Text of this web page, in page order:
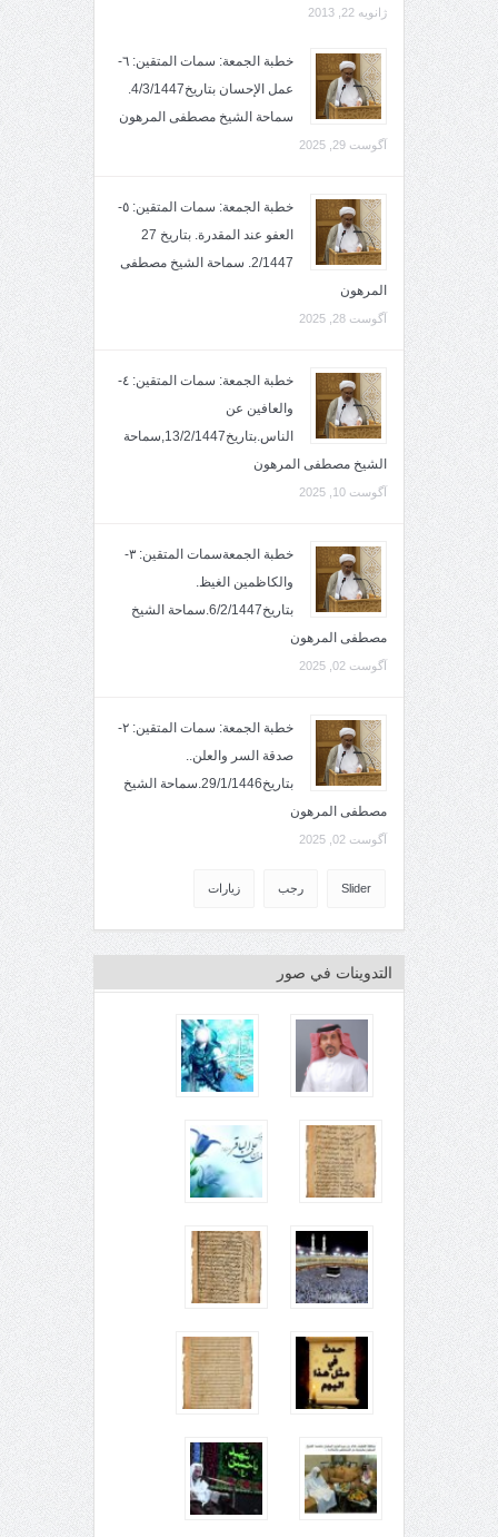
ژانویه 22, 2013
خطبة الجمعة: سمات المتقين: ٦-
عمل الإحسان بتاريخ4/3/1447.
سماحة الشيخ مصطفى المرهون
آگوست 29, 2025
خطبة الجمعة: سمات المتقين: ٥-
العفو عند المقدرة. بتاريخ 27
2/1447. سماحة الشيخ مصطفى
المرهون
آگوست 28, 2025
خطبة الجمعة: سمات المتقين: ٤-
والعافين عن
الناس.بتاريخ13/2/1447,سماحة
الشيخ مصطفى المرهون
آگوست 10, 2025
خطبة الجمعةسمات المتقين: ٣-
والكاظمين الغيظ.
بتاريخ6/2/1447.سماحة الشيخ
مصطفى المرهون
آگوست 02, 2025
خطبة الجمعة: سمات المتقين: ٢-
صدقة السر والعلن..
بتاريخ29/1/1446.سماحة الشيخ
مصطفى المرهون
آگوست 02, 2025
Slider رجب زيارات
التدوينات في صور